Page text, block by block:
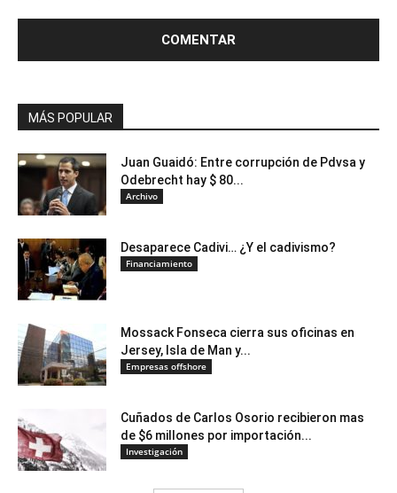
MÁS POPULAR
Juan Guaidó: Entre corrupción de Pdvsa y
Odebrecht hay $ 80...
Archivo
Desaparece Cadivi… ¿Y el cadivismo?
Financiamiento
Mossack Fonseca cierra sus oficinas en
Jersey, Isla de Man y...
Empresas offshore
Cuñados de Carlos Osorio recibieron mas
de $6 millones por importación...
Investigación